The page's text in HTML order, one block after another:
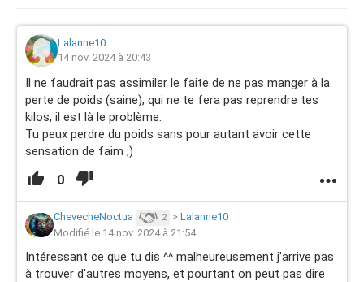
Lalanne10
14 nov. 2024 à 20:43
Il ne faudrait pas assimiler le faite de ne pas manger à la
perte de poids (saine), qui ne te fera pas reprendre tes
kilos, il est là le problème.
Tu peux perdre du poids sans pour autant avoir cette
sensation de faim ;)
0
ChevecheNoctua 2 > Lalanne10
Modifié le 14 nov. 2024 à 21:54
Intéressant ce que tu dis ^^ malheureusement j'arrive pas
à trouver d'autres moyens, et pourtant on peut pas dire